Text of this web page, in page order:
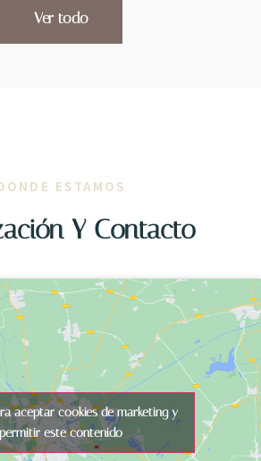
Ver todo
ESTAMOS
Y Contacto
aceptar cookies de marketing y
permitir este contenido